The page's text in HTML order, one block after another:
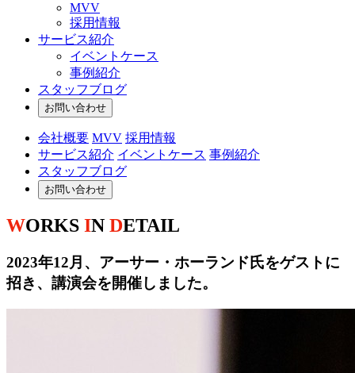
MVV
採用情報
サービス紹介
イベントケース
事例紹介
スタッフブログ
お問い合わせ
会社概要 MVV 採用情報
サービス紹介 イベントケース 事例紹介
スタッフブログ
お問い合わせ
WORKS IN DETAIL
2023年12月、アーサー・ホーランド氏をゲストに
招き、講演会を開催しました。